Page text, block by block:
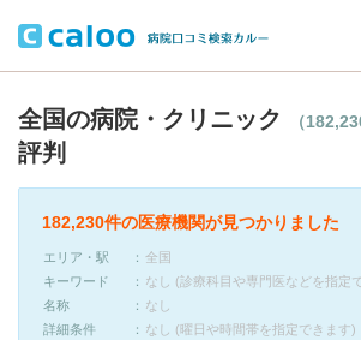
全国の病院・クリニック （
評判
182,230件の医療機関が見つかりました
エリア・駅
全国
キーワード
なし (診療科目や専門医などを指定
名称
なし
詳細条件
なし (曜日や時間帯を指定できます)